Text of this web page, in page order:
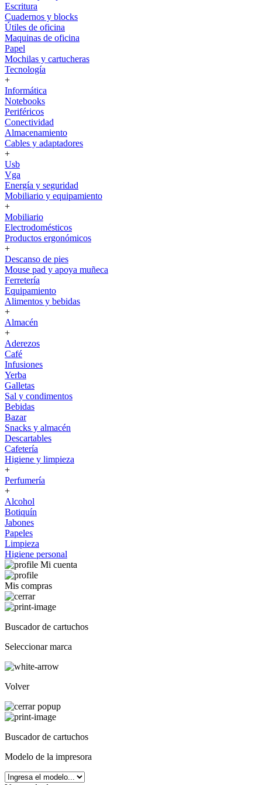
Escritura
Cuadernos y blocks
Útiles de oficina
Maquinas de oficina
Papel
Mochilas y cartucheras
Tecnología
+
Informática
Notebooks
Periféricos
Conectividad
Almacenamiento
Cables y adaptadores
+
Usb
Vga
Energía y seguridad
Mobiliario y equipamiento
+
Mobiliario
Electrodomésticos
Productos ergonómicos
+
Descanso de pies
Mouse pad y apoya muñeca
Ferretería
Equipamiento
Alimentos y bebidas
+
Almacén
+
Aderezos
Café
Infusiones
Yerba
Galletas
Sal y condimentos
Bebidas
Bazar
Snacks y almacén
Descartables
Cafetería
Higiene y limpieza
+
Perfumería
+
Alcohol
Botiquín
Jabones
Papeles
Limpieza
Higiene personal
Mi cuenta
Mis compras
Buscador de cartuchos
Seleccionar marca
Volver
Buscador de cartuchos
Modelo de la impresora